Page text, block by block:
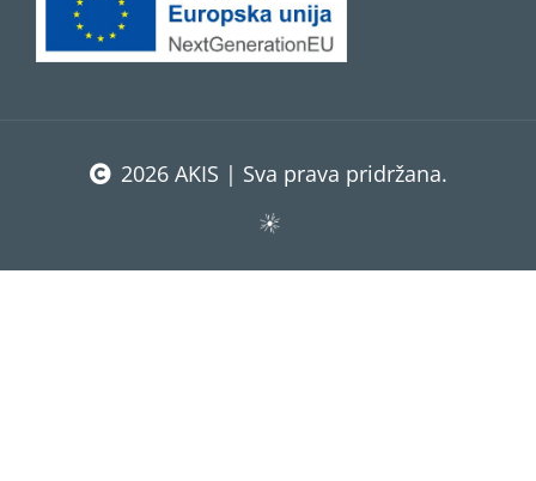
2026 AKIS | Sva prava pridržana.